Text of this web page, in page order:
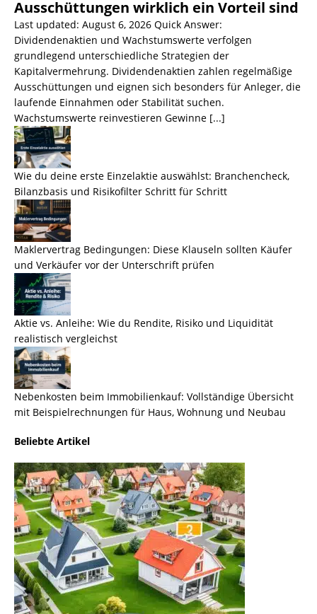
Ausschüttungen wirklich ein Vorteil sind
Last updated: August 6, 2026 Quick Answer:
Dividendenaktien und Wachstumswerte verfolgen
grundlegend unterschiedliche Strategien der
Kapitalvermehrung. Dividendenaktien zahlen regelmäßige
Ausschüttungen und eignen sich besonders für Anleger, die
laufende Einnahmen oder Stabilität suchen.
Wachstumswerte reinvestieren Gewinne [...]
Wie du deine erste Einzelaktie auswählst: Branchencheck,
Bilanzbasis und Risikofilter Schritt für Schritt
Maklervertrag Bedingungen: Diese Klauseln sollten Käufer
und Verkäufer vor der Unterschrift prüfen
Aktie vs. Anleihe: Wie du Rendite, Risiko und Liquidität
realistisch vergleichst
Nebenkosten beim Immobilienkauf: Vollständige Übersicht
mit Beispielrechnungen für Haus, Wohnung und Neubau
Beliebte Artikel